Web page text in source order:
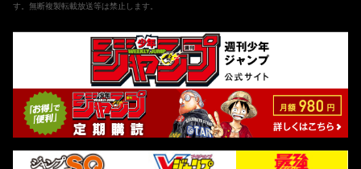
す。無断複製転載放送等は禁止します。